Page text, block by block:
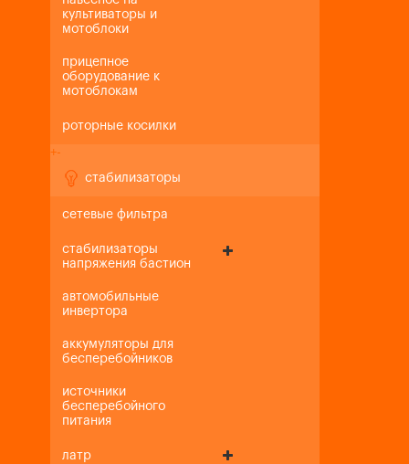
культиваторы и
мотоблоки
прицепное
оборудование к
мотоблокам
роторные косилки
+-
стабилизаторы
сетевые фильтра
стабилизаторы
напряжения бастион
автомобильные
инвертора
аккумуляторы для
бесперебойников
источники
бесперебойного
питания
латр